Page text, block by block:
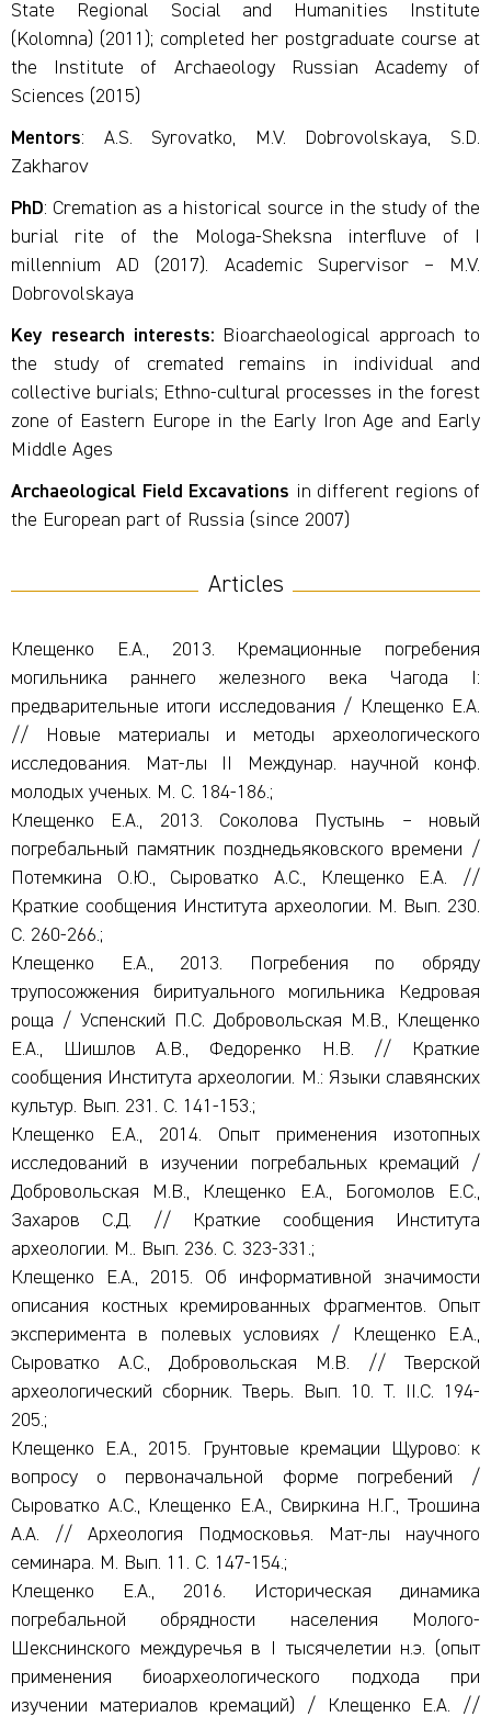
State Regional Social and Humanities Institute
(Kolomna) (2011); completed her postgraduate course at
the Institute of Archaeology Russian Academy of
Sciences (2015)
Mentors: A.S. Syrovatko, M.V. Dobrovolskaya, S.D.
Zakharov
PhD: Cremation as a historical source in the study of the
burial rite of the Mologa-Sheksna interfluve of I
millennium AD (2017). Academic Supervisor – M.V.
Dobrovolskaya
Key research interests: Bioarchaeological approach to
the study of cremated remains in individual and
collective burials; Ethno-cultural processes in the forest
zone of Eastern Europe in the Early Iron Age and Early
Middle Ages
Archaeological Field Excavations in different regions of
the European part of Russia (since 2007)
Articles
Клещенко Е.А., 2013. Кремационные погребения
могильника раннего железного века Чагода I:
предварительные итоги исследования / Клещенко Е.А.
// Новые материалы и методы археологического
исследования. Мат-лы II Междунар. научной конф.
молодых ученых. М. С. 184-186.;
Клещенко Е.А., 2013. Соколова Пустынь – новый
погребальный памятник позднедьяковского времени /
Потемкина О.Ю., Сыроватко А.С., Клещенко Е.А. //
Краткие сообщения Института археологии. М. Вып. 230.
С. 260-266.;
Клещенко Е.А., 2013. Погребения по обряду
трупосожжения биритуального могильника Кедровая
роща / Успенский П.С. Добровольская М.В., Клещенко
Е.А., Шишлов А.В., Федоренко Н.В. // Краткие
сообщения Института археологии. М.: Языки славянских
культур. Вып. 231. С. 141-153.;
Клещенко Е.А., 2014. Опыт применения изотопных
исследований в изучении погребальных кремаций /
Добровольская М.В., Клещенко Е.А., Богомолов Е.С.,
Захаров С.Д. // Краткие сообщения Института
археологии. М.. Вып. 236. С. 323-331.;
Клещенко Е.А., 2015. Об информативной значимости
описания костных кремированных фрагментов. Опыт
эксперимента в полевых условиях / Клещенко Е.А.,
Сыроватко А.С., Добровольская М.В. // Тверской
археологический сборник. Тверь. Вып. 10. Т. II.С. 194-
205.;
Клещенко Е.А., 2015. Грунтовые кремации Щурово: к
вопросу о первоначальной форме погребений /
Сыроватко А.С., Клещенко Е.А., Свиркина Н.Г., Трошина
А.А. // Археология Подмосковья. Мат-лы научного
семинара. М. Вып. 11. С. 147-154.;
Клещенко Е.А., 2016. Историческая динамика
погребальной обрядности населения Молого-
Шекснинского междуречья в I тысячелетии н.э. (опыт
применения биоархеологического подхода при
изучении материалов кремаций) / Клещенко Е.А. //